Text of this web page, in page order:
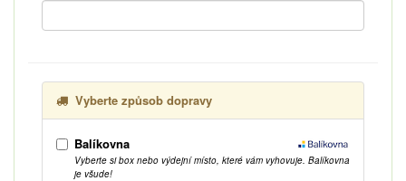
Vyberte způsob dopravy
Balíkovna
Vyberte si box nebo výdejní místo, které vám vyhovuje. Balíkovna
je všude!